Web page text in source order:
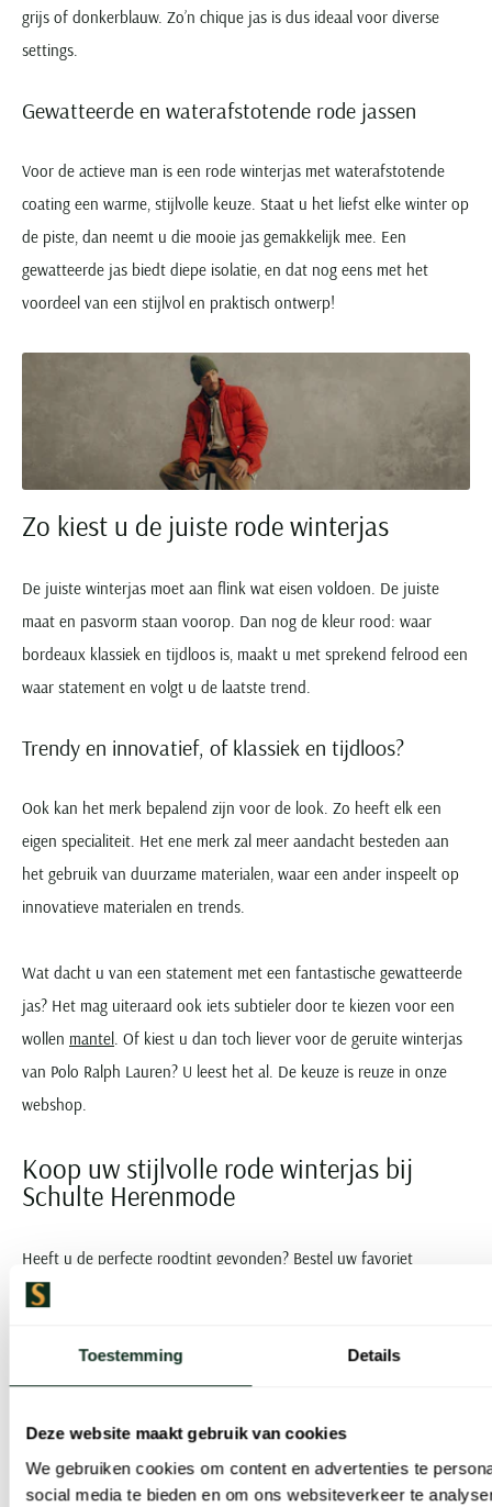
Toestemming Details
Deze website maakt gebruik van cookies
We gebruiken cookies om content en advertenties te
social media te bieden en om ons websiteverkeer te
grijs of donkerblauw. Zo’n chique jas is dus ideaal voor diverse
settings.
Gewatteerde en waterafstotende rode jassen
Voor de actieve man is een rode winterjas met waterafstotende
coating een warme, stijlvolle keuze. Staat u het liefst elke winter op
de piste, dan neemt u die mooie jas gemakkelijk mee. Een
gewatteerde jas biedt diepe isolatie, en dat nog eens met het
voordeel van een stijlvol en praktisch ontwerp!
Zo kiest u de juiste rode winterjas
De juiste winterjas moet aan flink wat eisen voldoen. De juiste
maat en pasvorm staan voorop. Dan nog de kleur rood: waar
bordeaux klassiek en tijdloos is, maakt u met sprekend felrood een
waar statement en volgt u de laatste trend.
Trendy en innovatief, of klassiek en tijdloos?
Ook kan het merk bepalend zijn voor de look. Zo heeft elk een
eigen specialiteit. Het ene merk zal meer aandacht besteden aan
het gebruik van duurzame materialen, waar een ander inspeelt op
innovatieve materialen en trends.
Wat dacht u van een statement met een fantastische gewatteerde
jas? Het mag uiteraard ook iets subtieler door te kiezen voor een
wollen mantel . Of kiest u dan toch liever voor de geruite winterjas
van Polo Ralph Lauren? U leest het al. De keuze is reuze in onze
webshop.
Koop uw stijlvolle rode winterjas bij
Schulte Herenmode
Heeft u de perfecte roodtint gevonden? Bestel uw favoriet
gemakkelijk in onze webshop met gratis verzending en retour.
Naast rode winterjassen hebben we ook een uitgebreide collectie
in andere kleuren, zoalsbruine winterjassen
Zo vindt u altijd een jas die perfect bij uw stijl past.
U kunt bij ons terecht voor mooie merken zoalsSuperdry,Elvine,